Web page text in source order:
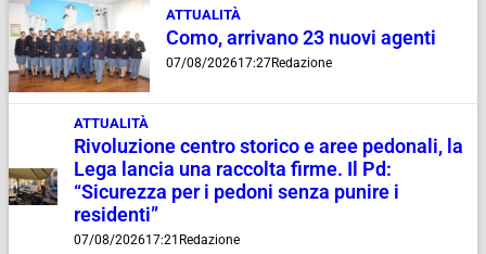
ATTUALITÀ
Como, arrivano 23 nuovi agenti
07/08/202617:27Redazione
ATTUALITÀ
Rivoluzione centro storico e aree pedonali, la
Lega lancia una raccolta firme. Il Pd:
“Sicurezza per i pedoni senza punire i
residenti”
07/08/202617:21 Redazione